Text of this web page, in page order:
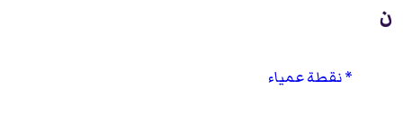
ن
نقطة عمياء